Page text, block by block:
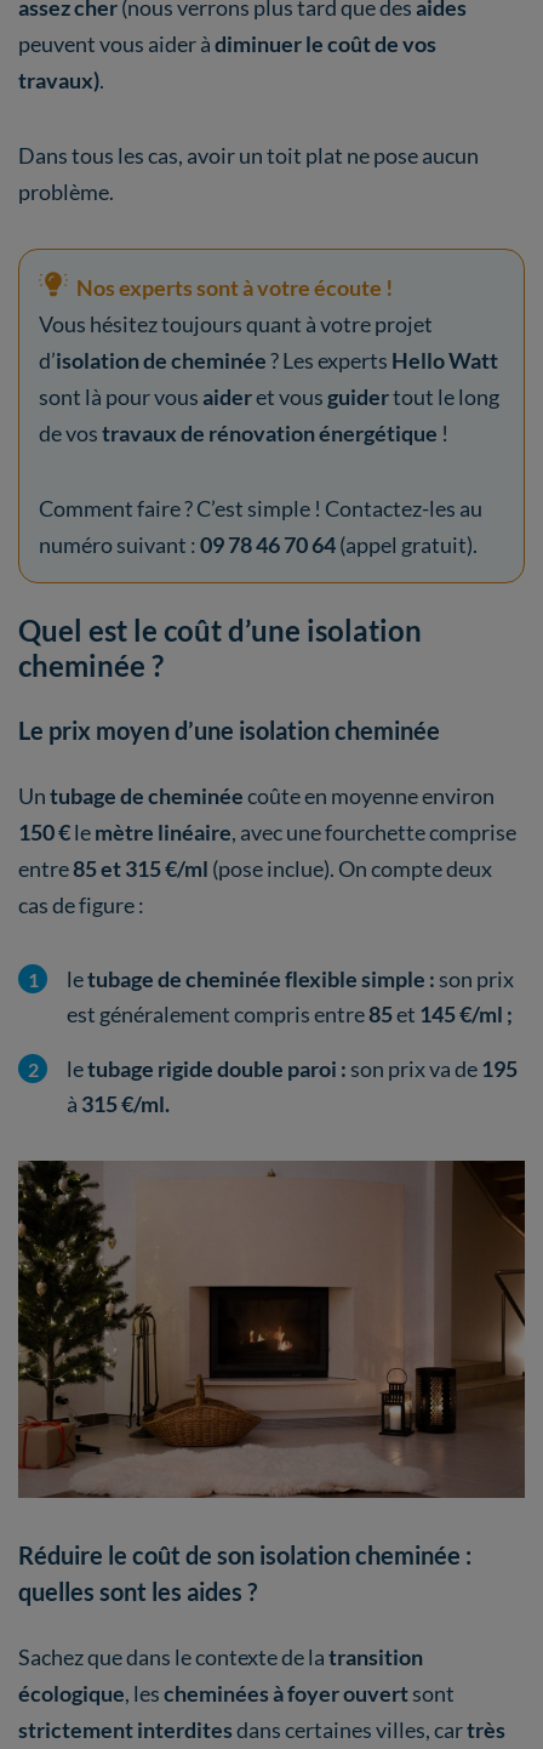
assez cher(nous verrons plus tard que desaides
peuvent vous aider àdiminuer le coût de vos
travaux).
Dans tous les cas, avoir un toit plat ne pose aucun
problème.
Nos experts sont à votre écoute !
Vous hésitez toujours quant à votre projet
d’isolation de cheminée? Les experts Hello Watt
sont là pour vousaideret vousguidertout le long
de vostravaux de rénovation énergétique !
Comment faire ? C’est simple ! Contactez-les au
numéro suivant :09 78 46 70 64(appel gratuit).
Quel est le coût d’une isolation
cheminée ?
Le prix moyen d’une isolation cheminée
Untubage de cheminéecoûte en moyenne environ
150 €lemètre linéaire, avec une fourchette comprise
entre85 et 315 €/ml (pose inclue). On compte deux
cas de figure :
letubage de cheminée flexible simple : son prix
est généralement compris entre85et 145 €/ml ;
letubage rigide double paroi : son prix va de195
à 315 €/ml.
Réduire le coût de son isolation cheminée :
quelles sont les aides ?
Sachez que dans le contexte de latransition
écologique, lescheminées à foyer ouvertsont
strictement interditesdans certaines villes, cartrès